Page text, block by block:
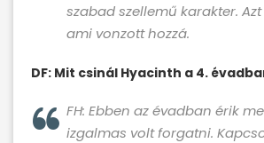
szabad szellemű karakter. Azt
ami vonzott hozzá.
DF: Mit csinál Hyacinth a 4.
FH: Ebben az évadban érik
izgalmas volt forgatni.